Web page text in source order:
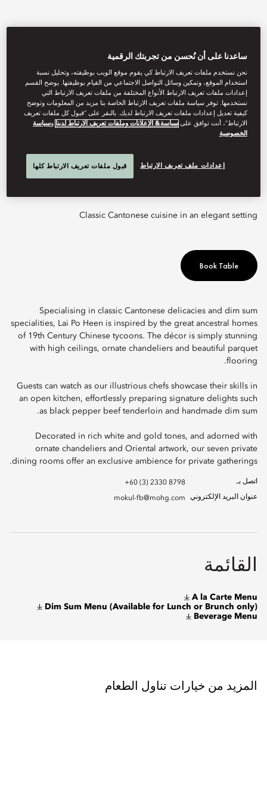
View All
LAI PO HEEN
Classic Cantonese cuisine in an elegant setting
Book Table
Specialising in classic Cantonese delicacies and dim sum
specialities, Lai Po Heen is inspired by the great ancestral homes
of 19th Century Chinese tycoons. The décor is simply stunning
with high ceilings, ornate chandeliers and beautiful parquet
flooring.
Guests can watch as our illustrious chefs showcase their skills in
an open kitchen, effortlessly preparing signature delights such
as black pepper beef tenderloin and handmade dim sum.
Decorated in rich white and gold tones, and adorned with
ornate chandeliers and Oriental artwork, our seven private
dining rooms offer an exclusive ambience for private gatherings.
اتصل بـ
+60 (3) 2330 8798
عنوان البريد الإلكتروني
mokul-fb@mohg.com
القائمة
A la Carte Menu
Dim Sum Menu (Available for Lunch or Brunch only)
Beverage Menu
المزيد من خيارات تناول الطعام
ساعدنا على أن نُحسن من تجربتك الرقمية
نحن نستخدم ملفات تعريف الارتباط كي يقوم موقع الويب بوظيفته، وتحليل نسبة
استخدام الموقع، وتمكين وسائل التواصل الاجتماعي من القيام بوظيفتها. يوضح القسم
إعدادات ملفات تعريف الارتباط الأنواع المختلفة من ملفات تعريف الارتباط التي
نستخدمها. توفر سياسة ملفات تعريف الارتباط الخاصة بنا مزيد من المعلومات وتوضح
كيفية تعديل إعدادات ملفات تعريف الارتباط لديك. بالنقر على “قبول كل ملفات تعريف
الارتباط”، أنت توافق علىسياسة& الإعلانات وملفات تعريف الارتباط لدينا وسياسة
الخصوصية
إعدادات ملف تعريف الارتباط قبول ملفات تعريف الارتباط كلها